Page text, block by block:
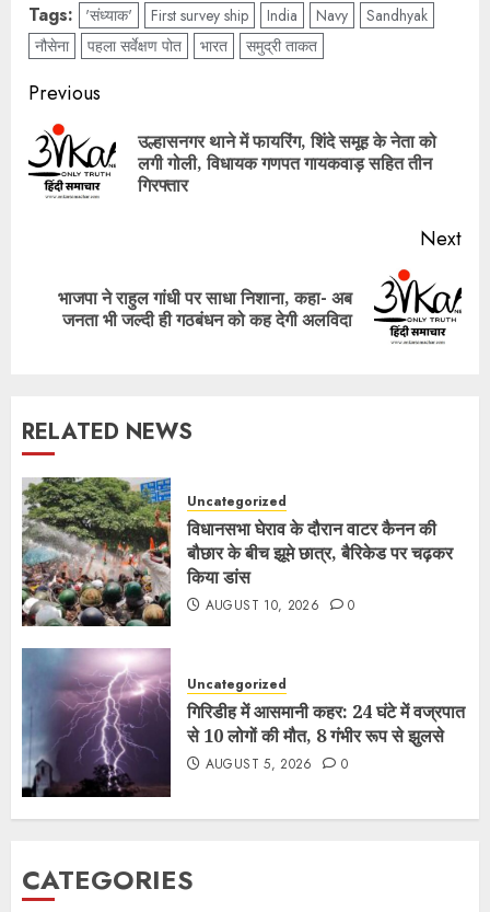
Tags: 'संध्याक' First survey ship India Navy
Sandhyak
नौसेना
पहला सर्वेक्षण पोत भारत समुद्री ताकत
Post
navigation
Previous
उल्हासनगर थाने में फायरिंग, शिंदे समूह के नेता को
लगी गोली, विधायक गणपत गायकवाड़ सहित तीन
गिरफ्तार
Next
Next
post:
भाजपा ने राहुल गांधी पर साधा निशाना, कहा- अब
जनता भी जल्दी ही गठबंधन को कह देगी अलविदा
RELATED NEWS
Uncategorized
विधानसभा घेराव के दौरान वाटर कैनन की
बौछार के बीच झूमे छात्र, बैरिकेड पर चढ़कर
किया डांस
AUGUST 10, 2026 0
Uncategorized
गिरिडीह में आसमानी कहर: 24 घंटे में वज्रपात
से 10 लोगों की मौत, 8 गंभीर रूप से झुलसे
AUGUST 5, 2026 0
CATEGORIES